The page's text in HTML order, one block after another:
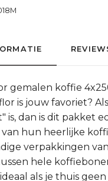
gemalen koffie
is jouw favoriet?
is, dan is dit pakket
hun heerlijke
verpakkingen
hele
als je thuis